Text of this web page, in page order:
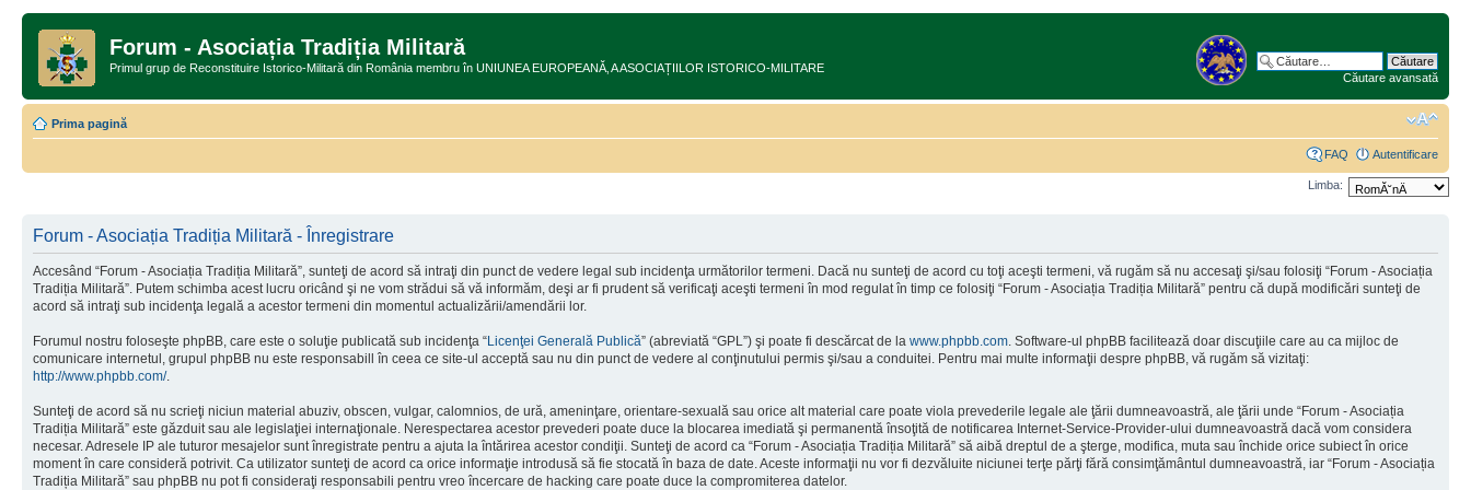
Forum - Asociația Tradiția Militară
Primul grup de Reconstituire Istorico-Militară din România membru în UNIUNEA EUROPEANĂ‚ A ASOCIAȚIILOR ISTORICO-MILITARE
Căutare avansată
Prima pagină
FAQ Autentificare
Limba:
Forum - Asociația Tradiția Militară - Înregistrare
Accesând “Forum - Asociația Tradiția Militară”, sunteţi de acord să intraţi din punct de vedere legal sub incidenţa următorilor termeni. Dacă nu sunteţi de acord cu toţi aceşti termeni, vă rugăm să nu accesaţi şi/sau folosiţi “Forum - Asociația
Tradiția Militară”. Putem schimba acest lucru oricând şi ne vom strădui să vă informăm, deşi ar fi prudent să verificaţi aceşti termeni în mod regulat în timp ce folosiţi “Forum - Asociația Tradiția Militară” pentru că după modificări sunteţi de
acord să intraţi sub incidenţa legală a acestor termeni din momentul actualizării/amendării lor.
Forumul nostru foloseşte phpBB, care este o soluţie publicată sub incidenţa “Licenţei Generală Publică” (abreviată “GPL”) şi poate fi descărcat de la www.phpbb.com. Software-ul phpBB facilitează doar discuţiile care au ca mijloc de
comunicare internetul, grupul phpBB nu este responsabill în ceea ce site-ul acceptă sau nu din punct de vedere al conţinutului permis şi/sau a conduitei. Pentru mai multe informaţii despre phpBB, vă rugăm să vizitaţi:
http://www.phpbb.com/.
Sunteţi de acord să nu scrieţi niciun material abuziv, obscen, vulgar, calomnios, de ură, ameninţare, orientare-sexuală sau orice alt material care poate viola prevederile legale ale ţării dumneavoastră, ale ţării unde “Forum - Asociația
Tradiția Militară” este găzduit sau ale legislaţiei internaţionale. Nerespectarea acestor prevederi poate duce la blocarea imediată şi permanentă însoţită de notificarea Internet-Service-Provider-ului dumneavoastră dacă vom considera
necesar. Adresele IP ale tuturor mesajelor sunt înregistrate pentru a ajuta la întărirea acestor condiţii. Sunteţi de acord ca “Forum - Asociația Tradiția Militară” să aibă dreptul de a şterge, modifica, muta sau închide orice subiect în orice
moment în care consideră potrivit. Ca utilizator sunteţi de acord ca orice informaţie introdusă să fie stocată în baza de date. Aceste informaţii nu vor fi dezvăluite niciunei terţe părţi fără consimţământul dumneavoastră, iar “Forum - Asociația
Tradiția Militară” sau phpBB nu pot fi consideraţi responsabili pentru vreo încercare de hacking care poate duce la compromiterea datelor.